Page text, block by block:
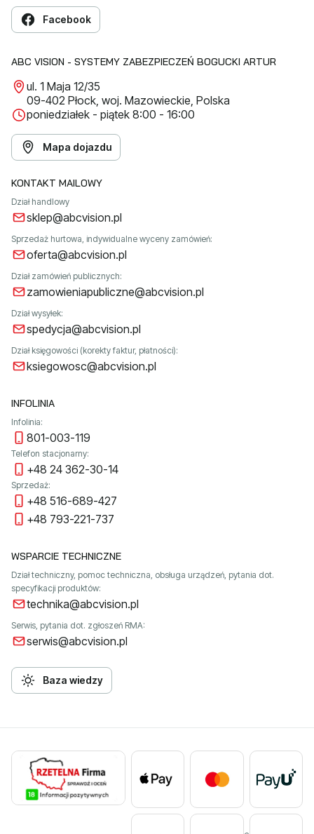
Facebook
ABC VISION - SYSTEMY ZABEZPIECZEŃ BOGUCKI ARTUR
ul. 1 Maja 12/35
09-402 Płock, woj. Mazowieckie, Polska
poniedziałek - piątek 8:00 - 16:00
Mapa dojazdu
KONTAKT MAILOWY
Dział handlowy
sklep@abcvision.pl
Sprzedaż hurtowa, indywidualne wyceny zamówień:
oferta@abcvision.pl
Dział zamówień publicznych:
zamowieniapubliczne@abcvision.pl
Dział wysyłek:
spedycja@abcvision.pl
Dział księgowości (korekty faktur, płatności):
ksiegowosc@abcvision.pl
INFOLINIA
Infolinia:
801-003-119
Telefon stacjonarny:
+48 24 362-30-14
Sprzedaż:
+48 516-689-427
+48 793-221-737
WSPARCIE TECHNICZNE
Dział techniczny, pomoc techniczna, obsługa urządzeń, pytania dot.
specyfikacji produktów:
technika@abcvision.pl
Serwis, pytania dot. zgłoszeń RMA:
serwis@abcvision.pl
Baza wiedzy